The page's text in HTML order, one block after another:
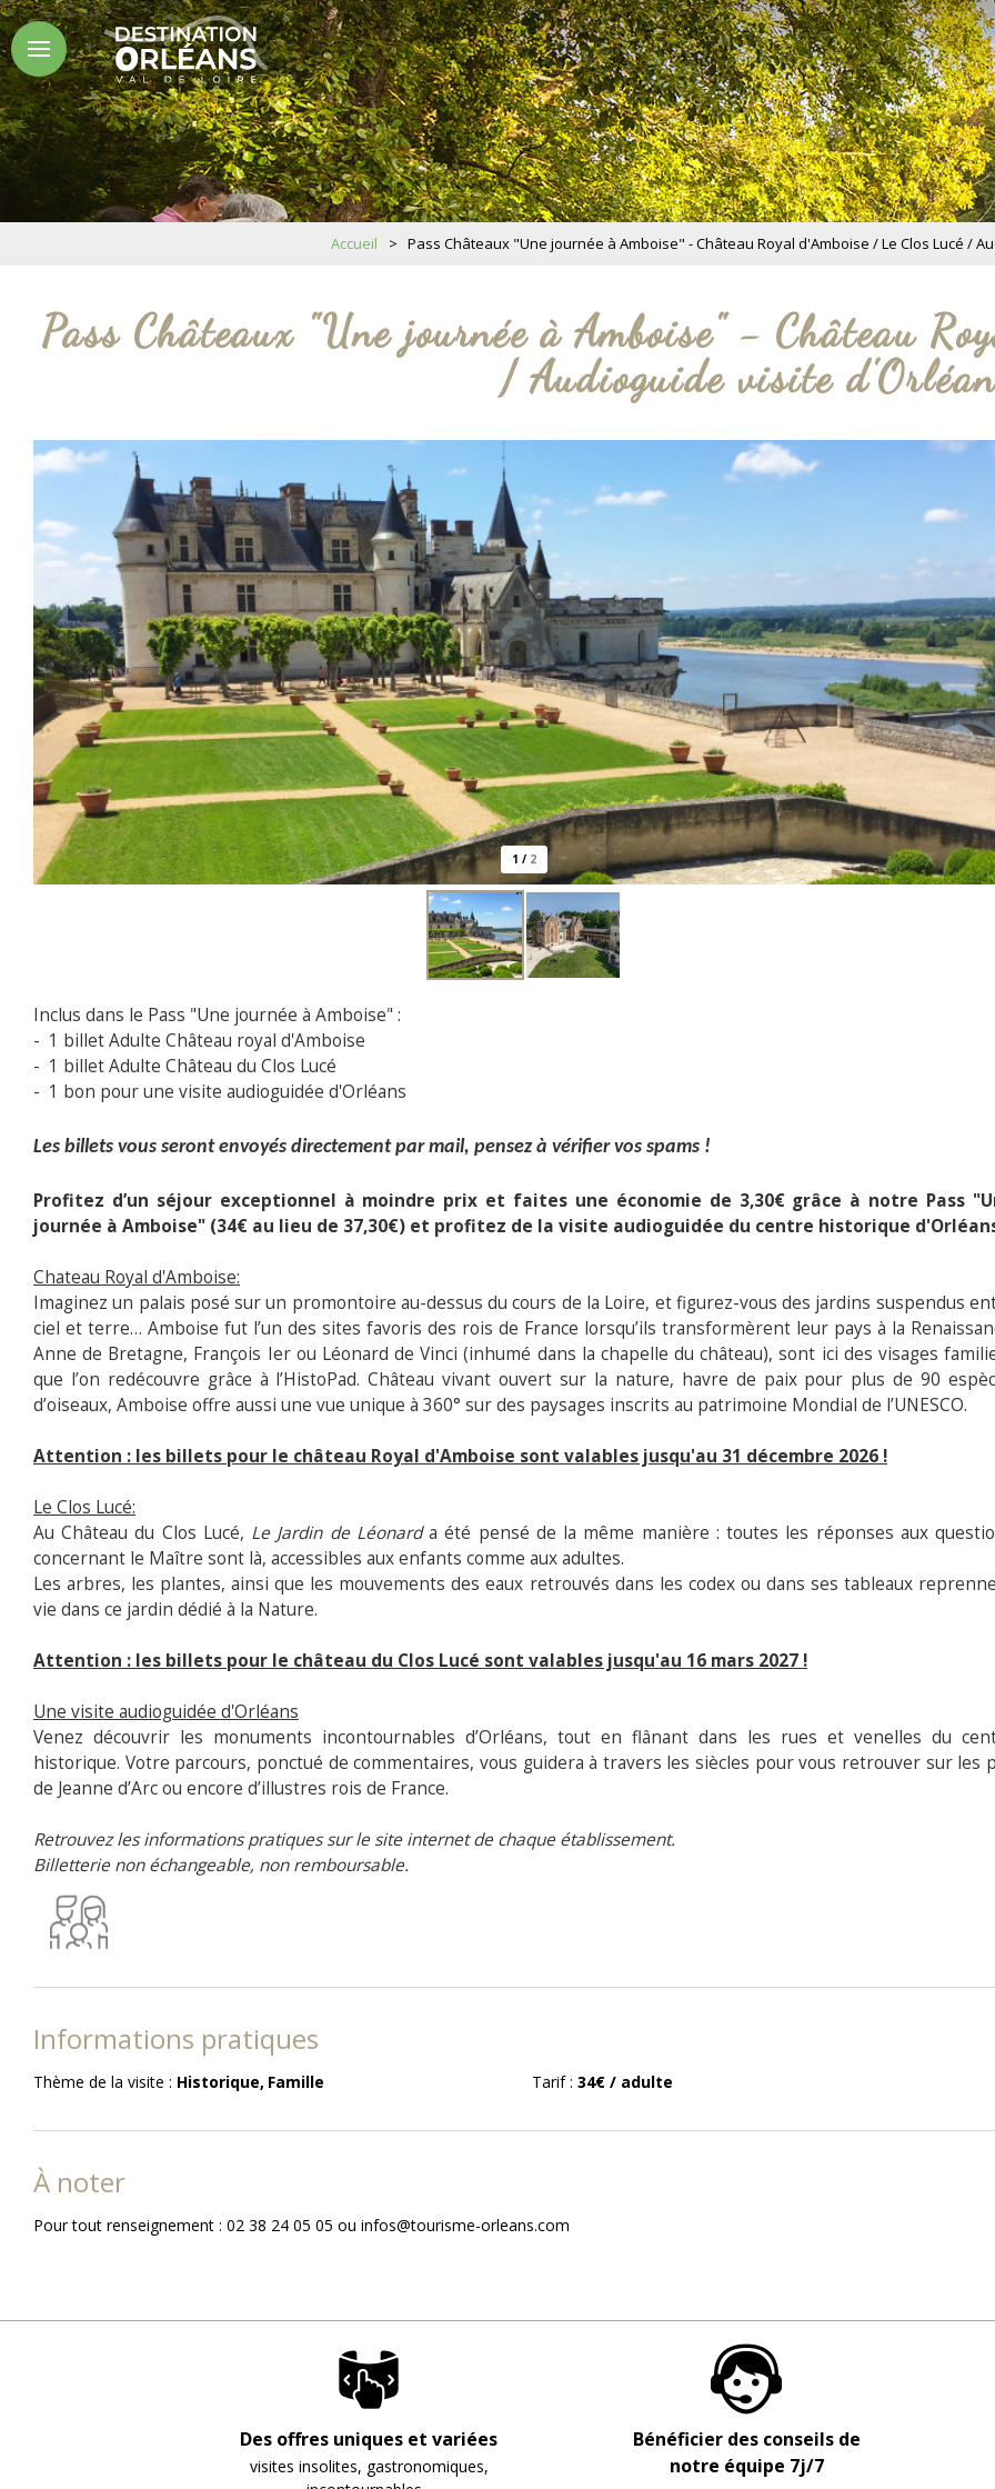
Accueil > Pass Châteaux "Une journée à Amboise" - Château Royal d'Amboise / Le Clos Lucé /
Pass Châteaux "Une journée à Amboise" - Château
/ Audioguide visite
1 / 2
Inclus dans le Pass "Une journée à Amboise" :
- 1 billet Adulte Château royal d'Amboise
- 1 billet Adulte Château du Clos Lucé
- 1 bon pour une visite audioguidée d'Orléans
Les billets vous seront envoyés directement par mail, pensez à vérifier vos spams !
Profitez d’un séjour exceptionnel à moindre prix et faites une économie de 3,30€ grâce à notre Pass
journée à Amboise" (34€ au lieu de 37,30€) et profitez de la visite audioguidée du centre historique
Chateau Royal d'Amboise:
Imaginez un palais posé sur un promontoire au-dessus du cours de la Loire, et figurez-vous des jardins suspendus
ciel et terre… Amboise fut l’un des sites favoris des rois de France lorsqu’ils transformèrent leur pays à la
Anne de Bretagne, François Ier ou Léonard de Vinci (inhumé dans la chapelle du château), sont ici des visages
que l’on redécouvre grâce à l’HistoPad. Château vivant ouvert sur la nature, havre de paix pour plus de 90
d’oiseaux, Amboise offre aussi une vue unique à 360° sur des paysages inscrits au patrimoine Mondial de l’UNESCO.
Attention : les billets pour le château Royal d'Amboise sont valables jusqu'au 31 décembre 2026 !
Le Clos Lucé:
Au Château du Clos Lucé, Le Jardin de Léonarda été pensé de la même manière : toutes les réponses aux
concernant le Maître sont là, accessibles aux enfants comme aux adultes.
Les arbres, les plantes, ainsi que les mouvements des eaux retrouvés dans les codex ou dans ses tableaux
vie dans ce jardin dédié à la Nature.
Attention : les billets pour le château du Clos Lucé sont valables jusqu'au 16 mars 2027 !
Une visite audioguidée d'Orléans
Venez découvrir les monuments incontournables d’Orléans, tout en flânant dans les rues et venelles du
historique. Votre parcours, ponctué de commentaires, vous guidera à travers les siècles pour vous retrouver sur les
de Jeanne d’Arc ou encore d’illustres rois de France.
Retrouvez les informations pratiques sur le site internet de chaque établissement.
Billetterie non échangeable, non remboursable.
Informations pratiques
Thème de la visite : Historique Famille Tarif: 34€ / adulte
À noter
Pour tout renseignement : 02 38 24 05 05 ou infos@tourisme-orleans.com
visites insolites, gastronomiques,
Des offres uniques et variées
Bénéficier des conseils de
notre équipe 7j/7